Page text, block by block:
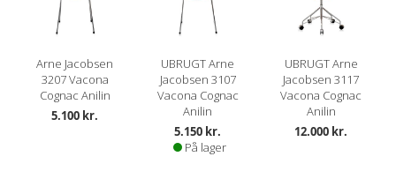
Arne Jacobsen
3207 Vacona
Cognac Anilin
5.100 kr.
UBRUGT Arne
Jacobsen 3107
Vacona Cognac
Anilin
5.150 kr.
På lager
UBRUGT Arne
Jacobsen 3117
Vacona Cognac
Anilin
12.000 kr.